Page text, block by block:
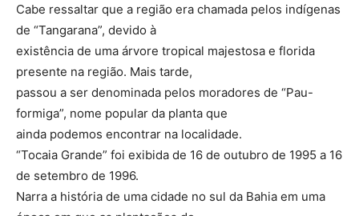
Cabe ressaltar que a região era chamada pelos indígenas
de “Tangarana”, devido à
existência de uma árvore tropical majestosa e florida
presente na região. Mais tarde,
passou a ser denominada pelos moradores de “Pau-
formiga”, nome popular da planta que
ainda podemos encontrar na localidade.
“Tocaia Grande” foi exibida de 16 de outubro de 1995 a 16
de setembro de 1996.
Narra a história de uma cidade no sul da Bahia em uma